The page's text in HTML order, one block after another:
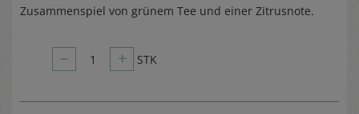
Zusammenspiel von grünem Tee und einer Zitrusnote.
– 1 + STK